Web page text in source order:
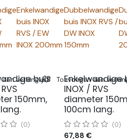
Enkelwandige
buis INOX
RVS / EW
INOX 200mm
Dubbelwandige
buis INOX RVS /
DW INOX
150mm
buis
150mm,
(0)
aan verlanglijst
Enkelwandige
INOX / RVS
diameter
100cm lang.
(0)
67,88 €
Toevoegen aan